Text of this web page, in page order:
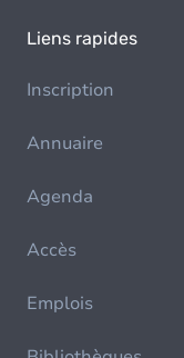
Liens rapides
Inscription
Annuaire
Agenda
Accès
Emplois